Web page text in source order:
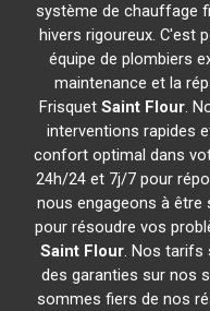
système de chauffage
hivers rigoureux. C'est
équipe de plombiers
maintenance et la
FrisquetSaint Flour.
interventions rapides
confort optimal dans
24h/24 et 7j/7 pour
nous engageons à être
pour résoudre vos
Saint Flour. Nos
des garanties sur nos
sommes fiers de nos